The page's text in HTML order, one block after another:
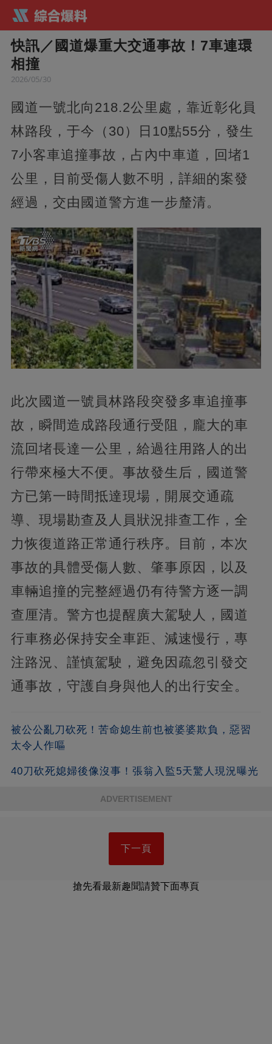
快訊／國道爆重大交通事故！7車連環
相撞
2026/05/30
國道一號北向218.2公里處，靠近彰化員
林路段，于今（30）日10點55分，發生
7小客車追撞事故，占內中車道，回堵1
公里，目前受傷人數不明，詳細的案發
經過，交由國道警方進一步釐清。
此次國道一號員林路段突發多車追撞事
故，瞬間造成路段通行受阻，龐大的車
流回堵長達一公里，給過往用路人的出
行帶來極大不便。事故發生后，國道警
方已第一時間抵達現場，開展交通疏
導、現場勘查及人員狀況排查工作，全
力恢復道路正常通行秩序。目前，本次
事故的具體受傷人數、肇事原因，以及
車輛追撞的完整經過仍有待警方逐一調
查厘清。警方也提醒廣大駕駛人，國道
行車務必保持安全車距、減速慢行，專
注路況、謹慎駕駛，避免因疏忽引發交
通事故，守護自身與他人的出行安全。
被公公亂刀砍死！苦命媳生前也被婆婆欺負，惡習
太令人作嘔
40刀砍死媳婦後像沒事！張翁入監5天驚人現況曝光
ADVERTISEMENT
下一頁
搶先看最新趣聞請贊下面專頁